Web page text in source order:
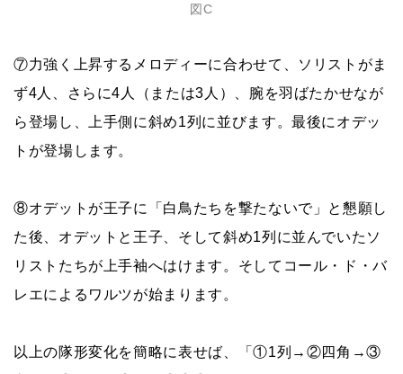
図C
⑦力強く上昇するメロディーに合わせて、ソリストがま
ず4人、さらに4人（または3人）、腕を羽ばたかせなが
ら登場し、上手側に斜め1列に並びます。最後にオデッ
トが登場します。
⑧オデットが王子に「白鳥たちを撃たないで」と懇願し
た後、オデットと王子、そして斜め1列に並んでいたソ
リストたちが上手袖へはけます。そしてコール・ド・バ
レエによるワルツが始まります。
以上の隊形変化を簡略に表せば、「①1列→②四角→③